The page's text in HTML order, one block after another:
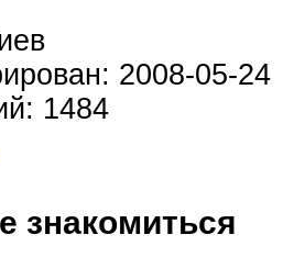
2008-05-24
1484
знакомиться